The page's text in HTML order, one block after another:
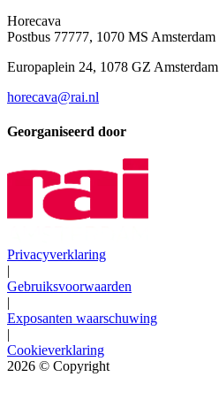
Horecava
Postbus 77777, 1070 MS Amsterdam
Europaplein 24, 1078 GZ Amsterdam
horecava@rai.nl
Georganiseerd door
Privacyverklaring
|
Gebruiksvoorwaarden
|
Exposanten waarschuwing
|
Cookieverklaring
2026 © Copyright